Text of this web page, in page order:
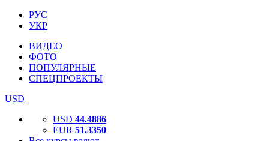
РУС
УКР
ВИДЕО
ФОТО
ПОПУЛЯРНЫЕ
СПЕЦПРОЕКТЫ
USD
USD 44.4886
EUR 51.3350